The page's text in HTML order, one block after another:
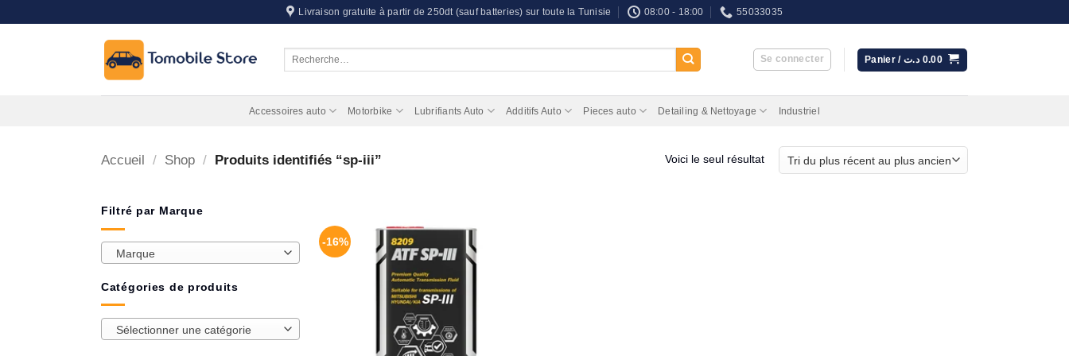
au
Livraison gratuite à partir de 250dt (sauf batteries) sur toute la Tunisie 08:00 - 18:00 55033035
Se connecter Panier / 0.00 د.ت
Accessoires auto Motorbike Lubrifiants Auto Additifs Auto Pieces auto Detailing & Nettoyage Industriel
Accueil / Shop / Produits identifiés “sp-iii” Voici le seul résultat
Filtré par Marque
Marque
Catégories de produits
Sélectionner une catégorie
-16%